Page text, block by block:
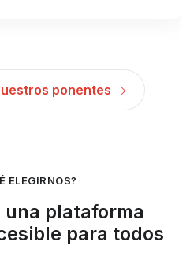
ponentes
ELEGIRNOS?
una plataforma
para todos